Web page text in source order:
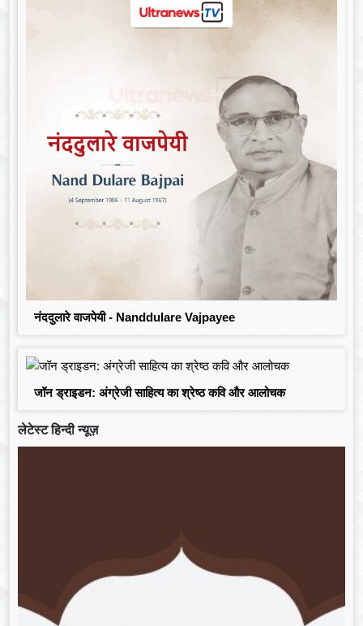
नंददुलारे वाजपेयी - Nanddulare Vajpayee
जॉन ड्राइडन: अंग्रेजी साहित्य का श्रेष्ठ कवि और आलोचक
लेटेस्ट हिन्दी न्यूज़